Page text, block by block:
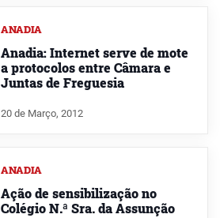
ANADIA
Anadia: Internet serve de mote
a protocolos entre Câmara e
Juntas de Freguesia
20 de Março, 2012
ANADIA
Ação de sensibilização no
Colégio N.ª Sra. da Assunção